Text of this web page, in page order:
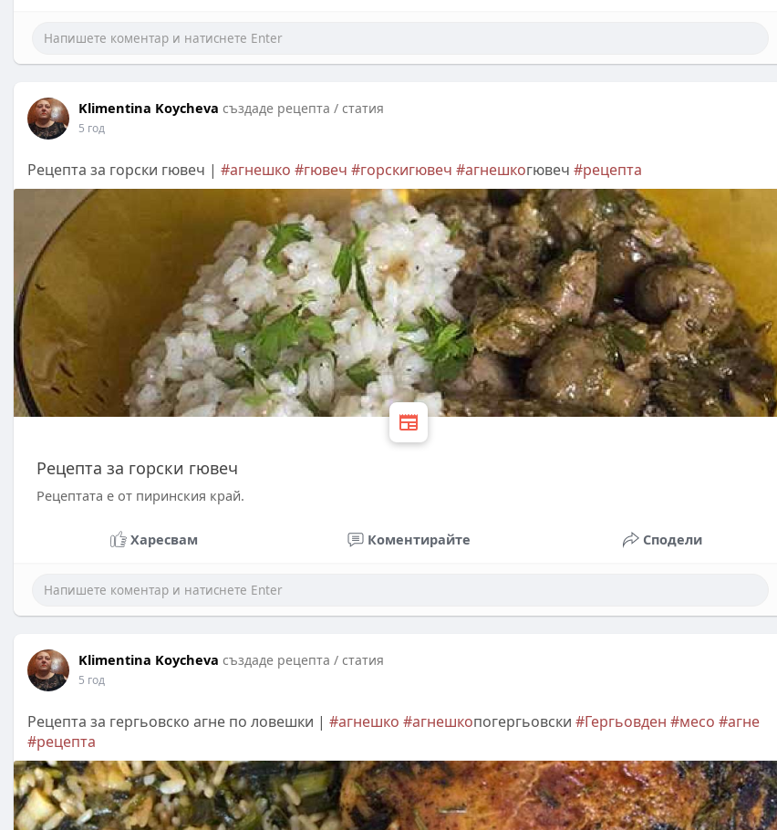
Klimentina Koycheva създаде рецепта / статия
5 год
Рецепта за горски гювеч | #агнешко #гювеч #горскигювеч #агнешкогювеч #рецепта
Рецепта за горски гювеч
Рецептата е от пиринския край.
Харесвам Коментирайте Сподели
Klimentina Koycheva създаде рецепта / статия
5 год
Рецепта за гергьовско агне по ловешки | #агнешко #агнешкопогергьовски #Гергьовден #месо #агне
#рецепта